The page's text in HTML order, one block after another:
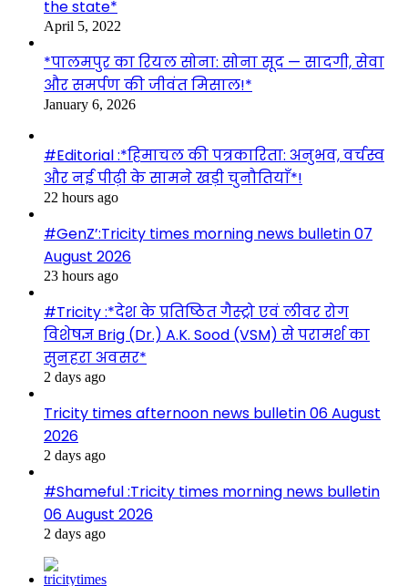
the state*
April 5, 2022
*पालमपुर का रियल सोना: सोना सूद — सादगी, सेवा
और समर्पण की जीवंत मिसाल!*
January 6, 2026
#Editorial :*हिमाचल की पत्रकारिता: अनुभव, वर्चस्व
और नई पीढ़ी के सामने खड़ी चुनौतियाँ*!
22 hours ago
#GenZ’:Tricity times morning news bulletin 07
August 2026
23 hours ago
#Tricity :*देश के प्रतिष्ठित गैस्ट्रो एवं लीवर रोग
विशेषज्ञ Brig (Dr.) A.K. Sood (VSM) से परामर्श का
सुनहरा अवसर*
2 days ago
Tricity times afternoon news bulletin 06 August
2026
2 days ago
#Shameful :Tricity times morning news bulletin
06 August 2026
2 days ago